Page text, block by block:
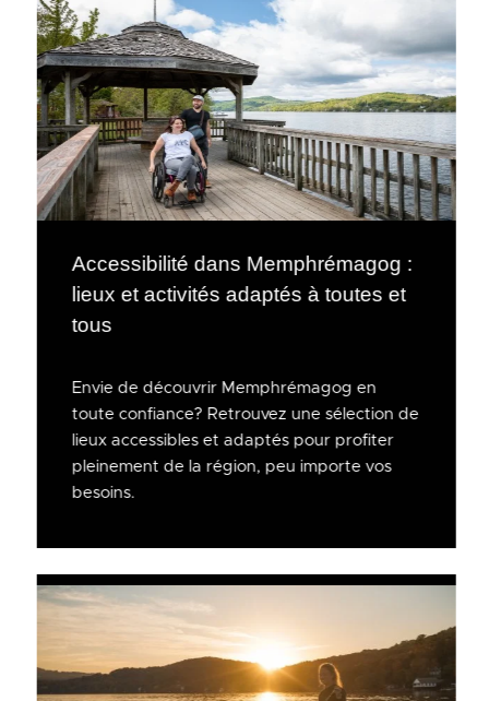
Accessibilité dans Memphrémagog :
lieux et activités adaptés à toutes et
tous
Envie de découvrir Memphrémagog en
toute confiance? Retrouvez une sélection de
lieux accessibles et adaptés pour profiter
pleinement de la région, peu importe vos
besoins.